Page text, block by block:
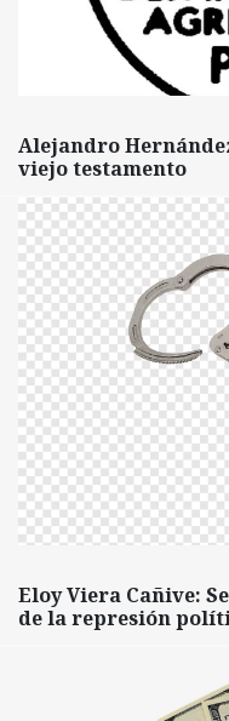
Alejandro
viejo testamento
Eloy Viera Cañive:
de la represión